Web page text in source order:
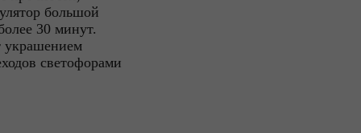
большой
30 минут.
украшением
светофорами